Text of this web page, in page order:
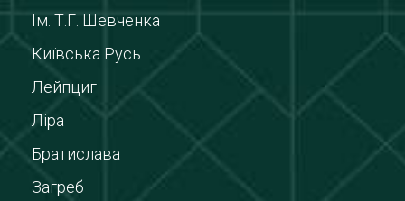
Ім. Т.Г. Шевченка
Київська Русь
Лейпциг
Ліра
Братислава
Загреб